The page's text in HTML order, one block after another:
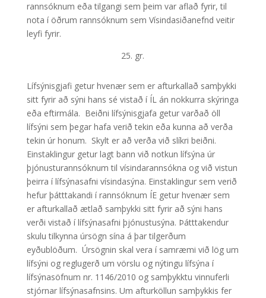
rannsóknum eða tilgangi sem þeim var aflað fyrir, til
nota í öðrum rannsóknum sem Vísindasiðanefnd veitir
leyfi fyrir.
25. gr.
Lífsýnisgjafi getur hvenær sem er afturkallað samþykki
sitt fyrir að sýni hans sé vistað í ÍL án nokkurra skýringa
eða eftirmála. Beiðni lífsýnisgjafa getur varðað öll
lífsýni sem þegar hafa verið tekin eða kunna að verða
tekin úr honum. Skylt er að verða við slíkri beiðni.
Einstaklingur getur lagt bann við notkun lífsýna úr
þjónusturannsóknum til vísindarannsókna og við vistun
þeirra í lífsýnasafni vísindasýna. Einstaklingur sem verið
hefur þátttakandi í rannsóknum ÍE getur hvenær sem
er afturkallað ætlað samþykki sitt fyrir að sýni hans
verði vistað í lífsýnasafni þjónustusýna. Þátttakendur
skulu tilkynna úrsögn sína á þar tilgerðum
eyðublöðum. Úrsögnin skal vera í samræmi við lög um
lífsýni og reglugerð um vörslu og nýtingu lífsýna í
lífsýnasöfnum nr. 1146/2010 og samþykktu vinnuferli
stjórnar lífsýnasafnsins. Um afturköllun samþykkis fer